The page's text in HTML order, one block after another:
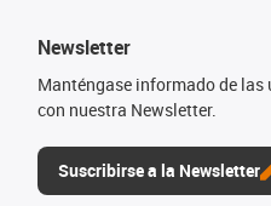
Newsletter
Manténgase informado de
con nuestra Newsletter.
Suscribirse a la Newsletter